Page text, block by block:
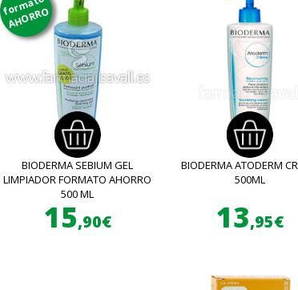
AHORRO
BIODERMA SEBIUM GEL
LIMPIADOR FORMATO AHORRO
500 ML
15,90€
BIODERMA ATODERM
500ML
13,95€